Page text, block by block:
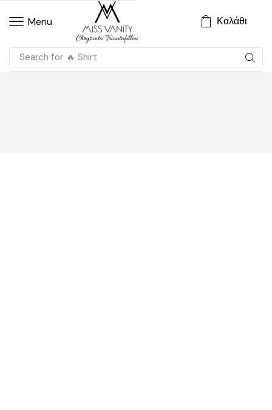
Menu Καλάθι
Search for 🔥 Shirt